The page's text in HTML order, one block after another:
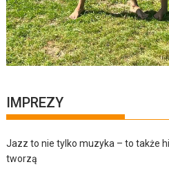
IMPREZY
Jazz to nie tylko muzyka – to także
tworzą